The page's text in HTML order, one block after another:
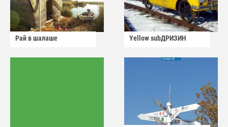
Рай в шалаше Yellow subДРИЗИН